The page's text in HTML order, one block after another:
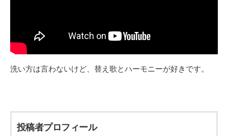
洗い方は言わないけど、替え歌とハーモニーが好きです。
投稿者プロフィール